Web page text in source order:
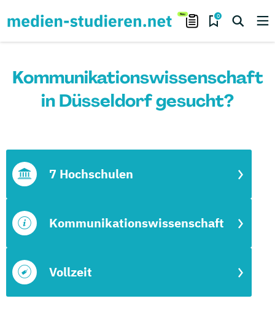
0
Kommunikationswissenschaft
in Düsseldorf gesucht?
Vollzeit
Kommunikationswissenschaft
7 Hochschulen